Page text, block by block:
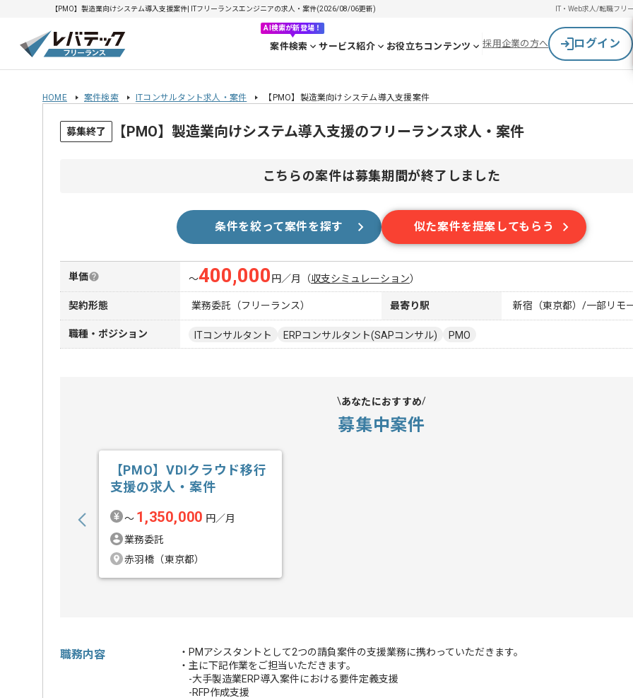
【PMO】製造業向けシステム導入支援案件| ITフリーランスエンジニアの求人・案件(2026/08/06更新) IT・Web求人/転職フリ
AI検索が新登場！
案件検索 サービス紹介 お役立ちコンテンツ 採用企業の方へ ログイン
HOME 案件検索 ITコンサルタント求人・案件 【PMO】製造業向けシステム導入支援案件
募集終了 【PMO】製造業向けシステム導入支援のフリーランス求人・案件
こちらの案件は募集期間が終了しました
条件を絞って案件を探す 似た案件を提案してもらう
単価 〜400,000 円／月 （収支シミュレーション）
契約形態 業務委託（フリーランス） 最寄り駅 新宿（東京都）/一部リモ
職種・ポジション ITコンサルタント ERPコンサルタント(SAPコンサル) PMO
あなたにおすすめ
募集中案件
【PMO】VDIクラウド移行
支援の求人・案件
〜 1,350,000 円／月
業務委託
赤羽橋（東京都）
職務内容
・PMアシスタントとして2つの請負案件の支援業務に携わっていただきます。
・主に下記作業をご担当いただきます。
-大手製造業ERP導入案件における要件定義支援
-RFP作成支援